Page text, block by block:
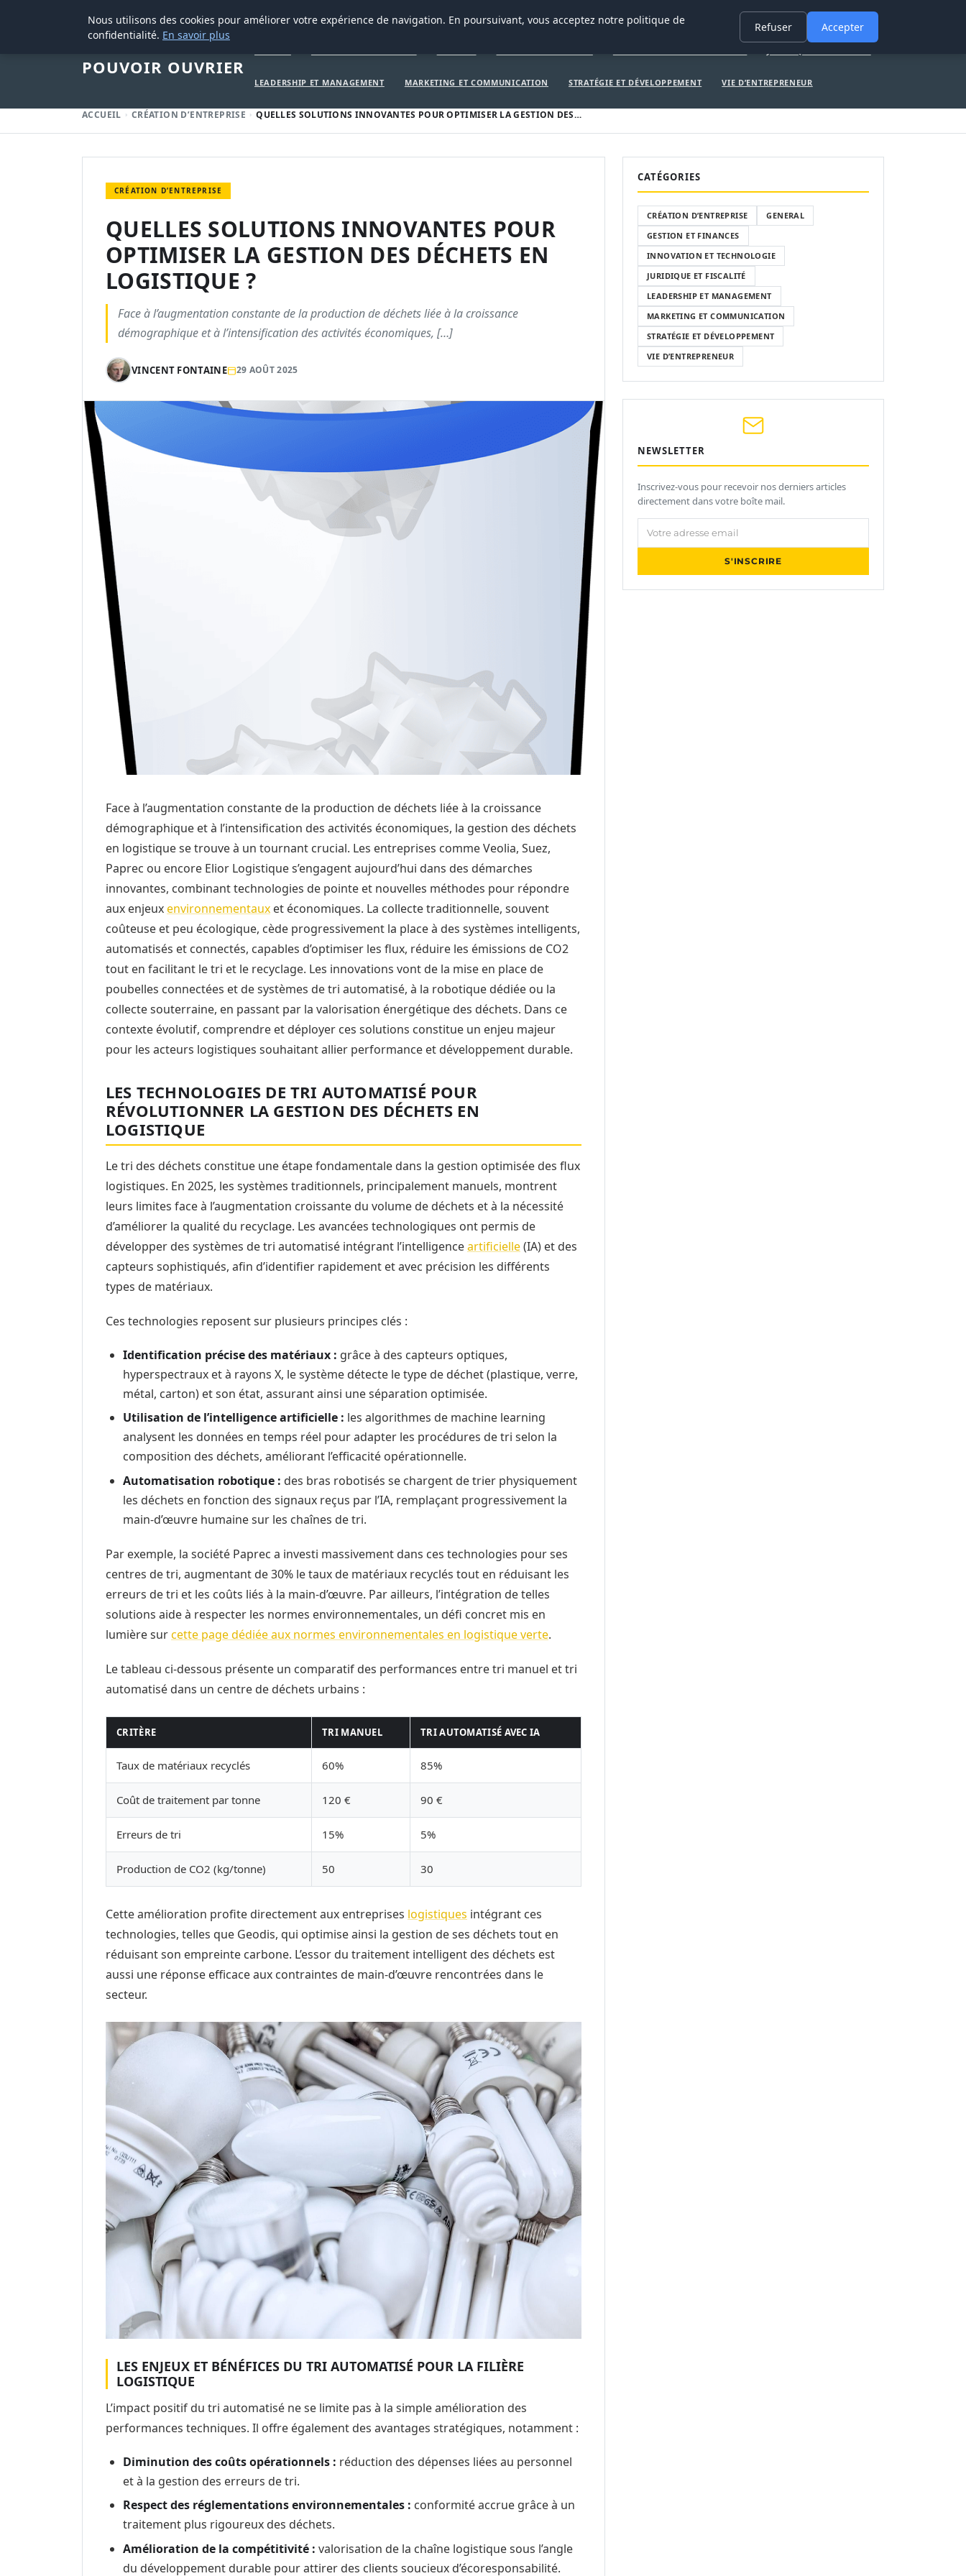
GESTION ET FINANCESINNOVATION ET TECHNOLOGIE
POUVOIR OUVRIER
LEADERSHIP ET MANAGEMENT MARKETING ET COMMUNICATION STRATÉGIE ET DÉVELOPPEMENT VIE D’ENTREPRENEUR
ACCUEIL CRÉATION D’ENTREPRISE QUELLES SOLUTIONS INNOVANTES POUR OPTIMISER LA GESTION DES…
CRÉATION D’ENTREPRISE
QUELLES SOLUTIONS INNOVANTES POUR
OPTIMISER LA GESTION DES DÉCHETS EN
LOGISTIQUE ?
Face à l’augmentation constante de la production de déchets liée à la croissance
démographique et à l’intensification des activités économiques, […]
VINCENT FONTAINE 29 AOÛT 2025
Face à l’augmentation constante de la production de déchets liée à la croissance
démographique et à l’intensification des activités économiques, la gestion des déchets
en logistique se trouve à un tournant crucial. Les entreprises comme Veolia, Suez,
Paprec ou encore Elior Logistique s’engagent aujourd’hui dans des démarches
innovantes, combinant technologies de pointe et nouvelles méthodes pour répondre
aux enjeuxenvironnementaux et économiques. La collecte traditionnelle, souvent
coûteuse et peu écologique, cède progressivement la place à des systèmes intelligents,
automatisés et connectés, capables d’optimiser les flux, réduire les émissions de CO2
tout en facilitant le tri et le recyclage. Les innovations vont de la mise en place de
poubelles connectées et de systèmes de tri automatisé, à la robotique dédiée ou la
collecte souterraine, en passant par la valorisation énergétique des déchets. Dans ce
contexte évolutif, comprendre et déployer ces solutions constitue un enjeu majeur
pour les acteurs logistiques souhaitant allier performance et développement durable.
LES TECHNOLOGIES DE TRI AUTOMATISÉ POUR
RÉVOLUTIONNER LA GESTION DES DÉCHETS EN
LOGISTIQUE
Le tri des déchets constitue une étape fondamentale dans la gestion optimisée des flux
logistiques. En 2025, les systèmes traditionnels, principalement manuels, montrent
leurs limites face à l’augmentation croissante du volume de déchets et à la nécessité
d’améliorer la qualité du recyclage. Les avancées technologiques ont permis de
développer des systèmes de tri automatisé intégrant l’intelligenceartificielle(IA) et des
capteurs sophistiqués, afin d’identifier rapidement et avec précision les différents
types de matériaux.
Ces technologies reposent sur plusieurs principes clés :
Identification précise des matériaux : grâce à des capteurs optiques,
hyperspectraux et à rayons X, le système détecte le type de déchet (plastique, verre,
métal, carton) et son état, assurant ainsi une séparation optimisée.
Utilisation de l’intelligence artificielle : les algorithmes de machine learning
analysent les données en temps réel pour adapter les procédures de tri selon la
composition des déchets, améliorant l’efficacité opérationnelle.
Automatisation robotique : des bras robotisés se chargent de trier physiquement
les déchets en fonction des signaux reçus par l’IA, remplaçant progressivement la
main-d’œuvre humaine sur les chaînes de tri.
Par exemple, la société Paprec a investi massivement dans ces technologies pour ses
centres de tri, augmentant de 30% le taux de matériaux recyclés tout en réduisant les
erreurs de tri et les coûts liés à la main-d’œuvre. Par ailleurs, l’intégration de telles
solutions aide à respecter les normes environnementales, un défi concret mis en
lumière surcette page dédiée aux normes environnementales en logistique verte.
Le tableau ci-dessous présente un comparatif des performances entre tri manuel et tri
automatisé dans un centre de déchets urbains :
CRITÈRE TRI MANUEL TRI AUTOMATISÉ AVEC IA
Taux de matériaux recyclés 60% 85%
Coût de traitement par tonne 120 € 90 €
Erreurs de tri 15% 5%
Production de CO2 (kg/tonne) 50 30
Cette amélioration profite directement aux entreprises logistiques intégrant ces
technologies, telles que Geodis, qui optimise ainsi la gestion de ses déchets tout en
réduisant son empreinte carbone. L’essor du traitement intelligent des déchets est
aussi une réponse efficace aux contraintes de main-d’œuvre rencontrées dans le
secteur.
LES ENJEUX ET BÉNÉFICES DU TRI AUTOMATISÉ POUR LA FILIÈRE
LOGISTIQUE
L’impact positif du tri automatisé ne se limite pas à la simple amélioration des
performances techniques. Il offre également des avantages stratégiques, notamment :
Diminution des coûts opérationnels : réduction des dépenses liées au personnel
et à la gestion des erreurs de tri.
Respect des réglementations environnementales : conformité accrue grâce à un
traitement plus rigoureux des déchets.
Amélioration de la compétitivité : valorisation de la chaîne logistique sous l’angle
du développement durable pour attirer des clients soucieux d’écoresponsabilité.
CATÉGORIES
CRÉATION D’ENTREPRISE
GENERAL
GESTION ET FINANCES
INNOVATION ET TECHNOLOGIE
JURIDIQUE ET FISCALITÉ
LEADERSHIP ET MANAGEMENT
MARKETING ET COMMUNICATION
STRATÉGIE ET DÉVELOPPEMENT
VIE D’ENTREPRENEUR
NEWSLETTER
Inscrivez-vous pour recevoir nos derniers articles
directement dans votre boîte mail.
Votre adresse email
S'INSCRIRE
Nous utilisons des cookies pour améliorer votre expérience de navigation. En poursuivant, vous acceptez notre politique de
confidentialité. En savoir plus
Refuser Accepter